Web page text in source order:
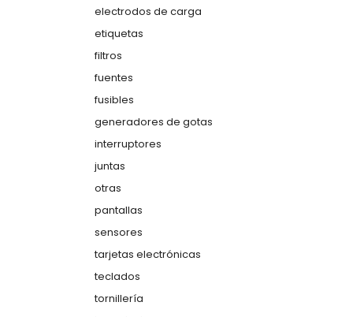
electrodos de carga
etiquetas
filtros
fuentes
fusibles
generadores de gotas
interruptores
juntas
otras
pantallas
sensores
tarjetas electrónicas
teclados
tornillería